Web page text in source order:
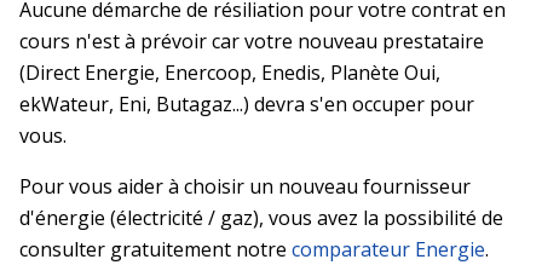
Aucune démarche de résiliation pour votre contrat en
cours n'est à prévoir car votre nouveau prestataire
(Direct Energie, Enercoop, Enedis, Planète Oui,
ekWateur, Eni, Butagaz...) devra s'en occuper pour
vous.
Pour vous aider à choisir un nouveau fournisseur
d'énergie (électricité / gaz), vous avez la possibilité de
consulter gratuitement notre comparateur Energie.